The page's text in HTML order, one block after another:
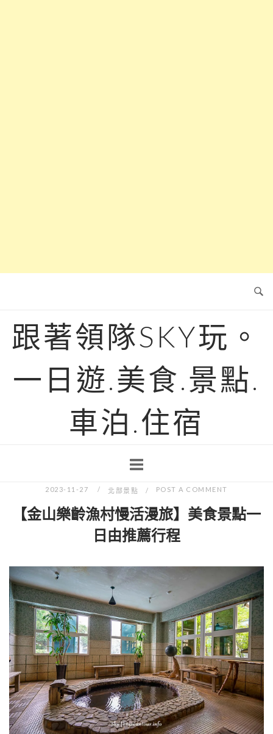
跟著領隊SKY玩。
一日遊.美食.景點.
車泊.住宿
2023-11-27 北部景點 POST A COMMENT
【金山樂齡漁村慢活漫旅】美食景點一
日由推薦行程